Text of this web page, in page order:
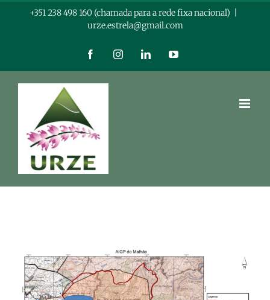
+351 238 498 160 (chamada para a rede fixa nacional)
urze.estrela@gmail.com
FacebookInstagramLinkedInYouTube
View
Larger